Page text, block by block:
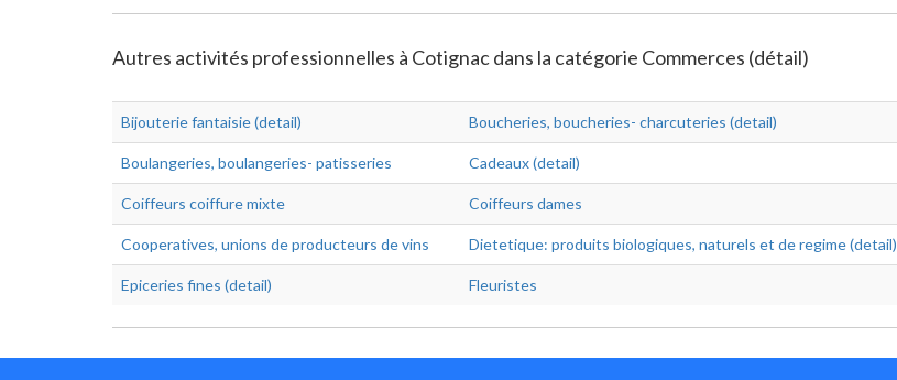
Autres activités professionnelles à Cotignac dans la catégorie Commerces (détail)
Bijouterie fantaisie (detail) Boucheries, boucheries- charcuteries (detail)
Boulangeries, boulangeries- patisseries Cadeaux (detail)
Coiffeurs coiffure mixte Coiffeurs dames
Cooperatives, unions de producteurs de vins Dietetique: produits biologiques, naturels et de regime (detail)
Epiceries fines (detail) Fleuristes